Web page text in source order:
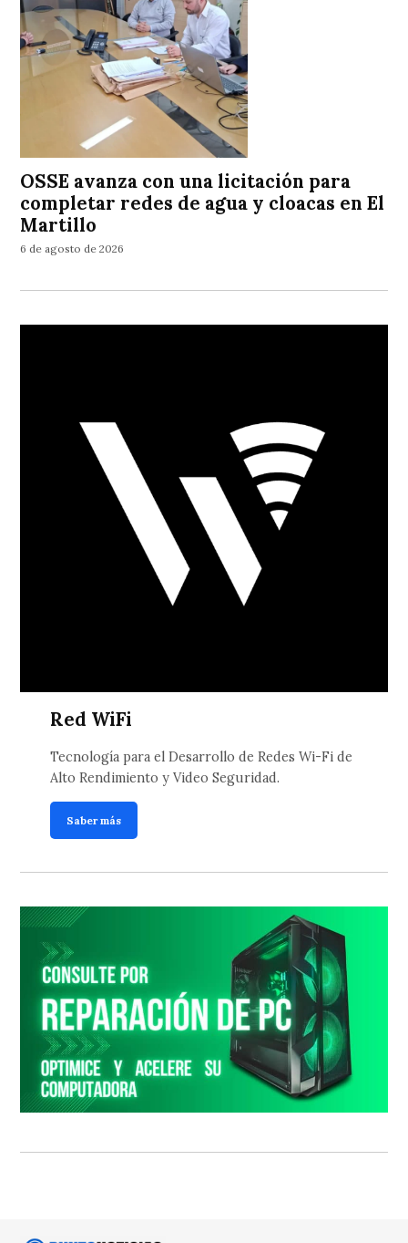
OSSE avanza con una licitación para
completar redes de agua y cloacas en El
Martillo
6 de agosto de 2026
Red WiFi
Tecnología para el Desarrollo de Redes Wi-Fi de
Alto Rendimiento y Video Seguridad.
Saber más